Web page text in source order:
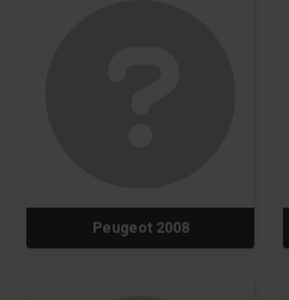
Peugeot 2008